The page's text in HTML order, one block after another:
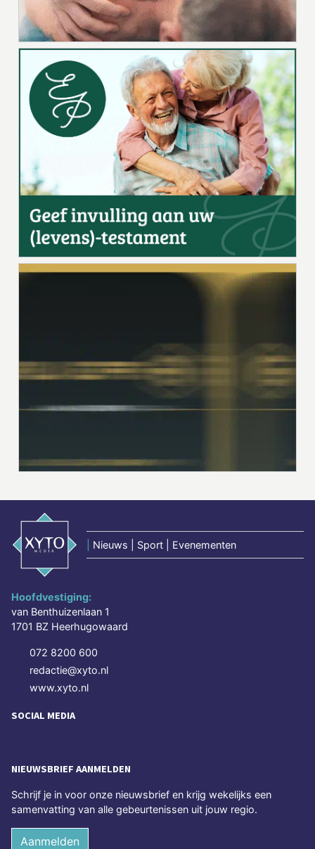
Nieuws | Sport | Evenementen
Hoofdvestiging:
van Benthuizenlaan 1
1701 BZ Heerhugowaard
072 8200 600
redactie@xyto.nl
www.xyto.nl
SOCIAL MEDIA
NIEUWSBRIEF AANMELDEN
Schrijf je in voor onze nieuwsbrief en krijg wekelijks een
samenvatting van alle gebeurtenissen uit jouw regio.
Aanmelden